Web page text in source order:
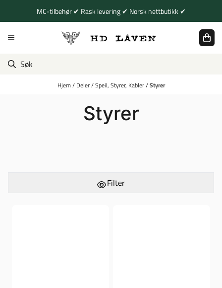
Hopp til innholdMC-tilbehør ✔ Rask levering ✔ Norsk nettbutikk ✔
Hjem/ Deler/Speil, Styrer, Kabler/Styrer
Styrer
Filter